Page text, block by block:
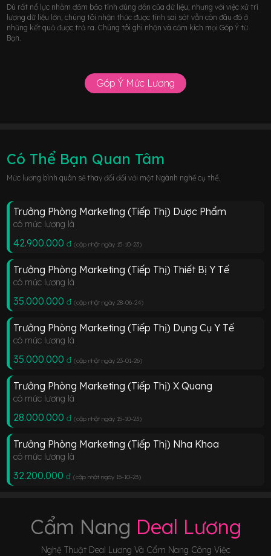
Dù rất nổ lực nhằm đảm bảo tính đúng đắn của dữ liệu, nhưng với việc xử trí
lượng dữ liệu lớn, chúng tôi nhận thức được tính sai sót vẫn còn đâu đó ở
những kết quả được trả ra. Chúng tôi ghi nhận và cảm kích mọi Góp Ý từ
Bạn.
Góp Ý Mức Lương
Có Thể Bạn Quan Tâm
Mức lương bình quân sẽ thay đổi đối với một Ngành nghề cụ thể.
Trưởng Phòng Marketing (Tiếp Thị) Dược Phẩm
có mức lương là
42.900.000 đ (cập nhật ngày 15-10-23)
Trưởng Phòng Marketing (Tiếp Thị) Thiết Bị Y Tế
có mức lương là
35.000.000 đ (cập nhật ngày 28-06-24)
Trưởng Phòng Marketing (Tiếp Thị) Dụng Cụ Y Tế
có mức lương là
35.000.000 đ (cập nhật ngày 23-01-26)
Trưởng Phòng Marketing (Tiếp Thị) X Quang
có mức lương là
28.000.000 đ (cập nhật ngày 15-10-23)
Trưởng Phòng Marketing (Tiếp Thị) Nha Khoa
có mức lương là
32.200.000 đ (cập nhật ngày 15-10-23)
Cẩm Nang Deal Lương
Nghệ Thuật Deal Lương Và Cẩm Nang Công Việc